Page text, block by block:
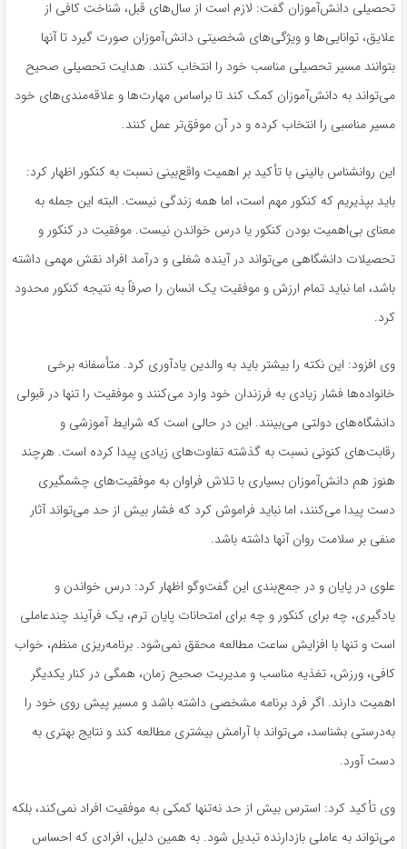
تحصیلی دانش‌آموزان گفت: لازم است از سال‌های قبل، شناخت کافی از
علایق، توانایی‌ها و ویژگی‌های شخصیتی دانش‌آموزان صورت گیرد تا آنها
بتوانند مسیر تحصیلی مناسب خود را انتخاب کنند. هدایت تحصیلی صحیح
می‌تواند به دانش‌آموزان کمک کند تا براساس مهارت‌ها و علاقه‌مندی‌های خود
مسیر مناسبی را انتخاب کرده و در آن موفق‌تر عمل کنند.
این روانشناس بالینی با تأکید بر اهمیت واقع‌بینی نسبت به کنکور اظهار کرد:
باید بپذیریم که کنکور مهم است، اما همه زندگی نیست. البته این جمله به
معنای بی‌اهمیت بودن کنکور یا درس خواندن نیست. موفقیت در کنکور و
تحصیلات دانشگاهی می‌تواند در آینده شغلی و درآمد افراد نقش مهمی داشته
باشد، اما نباید تمام ارزش و موفقیت یک انسان را صرفاً به نتیجه کنکور محدود
کرد.
وی افزود: این نکته را بیشتر باید به والدین یادآوری کرد. متأسفانه برخی
خانواده‌ها فشار زیادی به فرزندان خود وارد می‌کنند و موفقیت را تنها در قبولی
دانشگاه‌های دولتی می‌بینند. این در حالی است که شرایط آموزشی و
رقابت‌های کنونی نسبت به گذشته تفاوت‌های زیادی پیدا کرده است. هرچند
هنوز هم دانش‌آموزان بسیاری با تلاش فراوان به موفقیت‌های چشمگیری
دست پیدا می‌کنند، اما نباید فراموش کرد که فشار بیش از حد می‌تواند آثار
منفی بر سلامت روان آنها داشته باشد.
علوی در پایان و در جمع‌بندی این گفت‌وگو اظهار کرد: درس خواندن و
یادگیری، چه برای کنکور و چه برای امتحانات پایان ترم، یک فرآیند چندعاملی
است و تنها با افزایش ساعت مطالعه محقق نمی‌شود. برنامه‌ریزی منظم، خواب
کافی، ورزش، تغذیه مناسب و مدیریت صحیح زمان، همگی در کنار یکدیگر
اهمیت دارند. اگر فرد برنامه مشخصی داشته باشد و مسیر پیش روی خود را
به‌درستی بشناسد، می‌تواند با آرامش بیشتری مطالعه کند و نتایج بهتری به
دست آورد.
وی تأکید کرد: استرس بیش از حد نه‌تنها کمکی به موفقیت افراد نمی‌کند، بلکه
می‌تواند به عاملی بازدارنده تبدیل شود. به همین دلیل، افرادی که احساس